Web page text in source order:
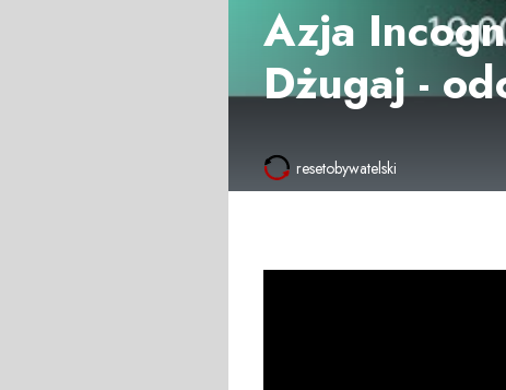
Azja
Dżugaj -
resetobywatelski